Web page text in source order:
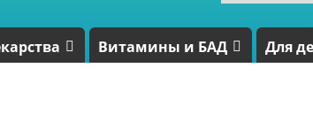
Витамины и БАД Для